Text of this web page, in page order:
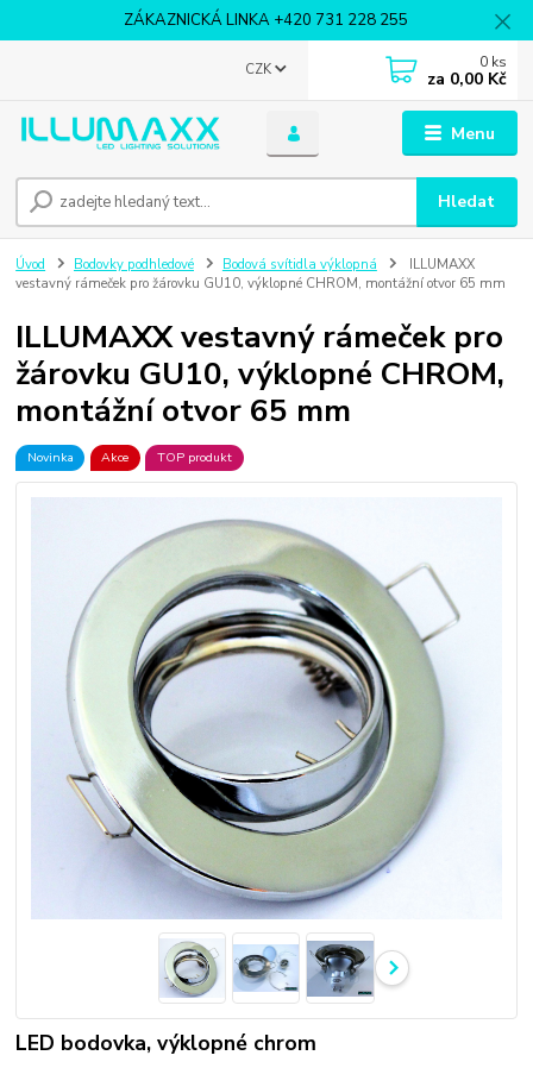
ZÁKAZNICKÁ LINKA +420 731 228 255
Menu
CZK
Hledat
0 ks
za 0,00 Kč
Úvod Bodovky podhledové Bodová svítidla výklopná
ILLUMAXX
vestavný rámeček pro žárovku GU10, výklopné CHROM, montážní otvor 65 mm
ILLUMAXX vestavný rámeček pro
žárovku GU10, výklopné CHROM,
montážní otvor 65 mm
Novinka Akce TOP produkt
LED bodovka, výklopné chrom